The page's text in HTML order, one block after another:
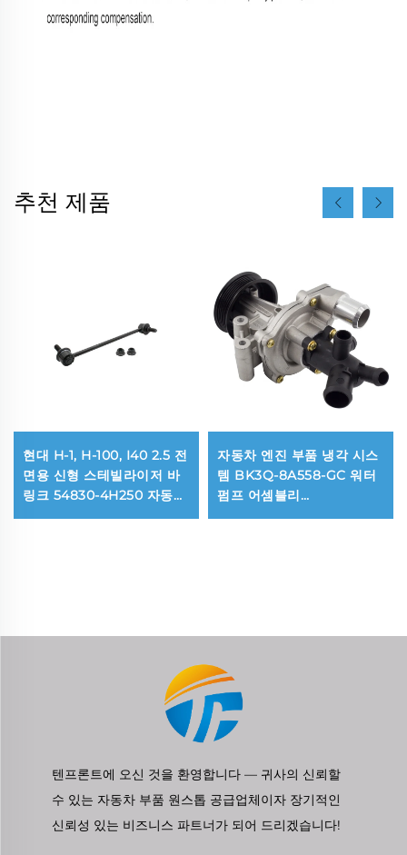
추천 제품
현대 H-1, H-100, I40 2.5 전
면용 신형 스테빌라이저 바
링크 54830-4H250 자동
자동차 엔진 부품 냉각 시스
템 BK3Q-8A558-GC 워터
펌프 어셈블리
텐프론트에 오신 것을 환영합니다 — 귀사의 신뢰할
수 있는 자동차 부품 원스톱 공급업체이자 장기적인
신뢰성 있는 비즈니스 파트너가 되어 드리겠습니다!